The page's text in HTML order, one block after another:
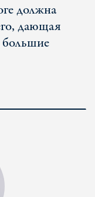
должна
дающая
большие